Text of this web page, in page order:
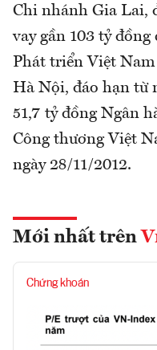
Chi nhánh Gia Lai,
vay gần 103 tỷ
Phát triển Việt
Hà Nội, đáo hạn từ
51,7 tỷ đồng Ngân
Công thương Việt
ngày 28/11/2012.
Mới nhất trên
Chứng khoán